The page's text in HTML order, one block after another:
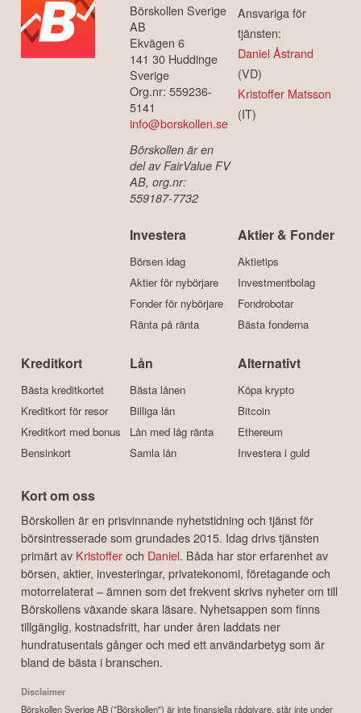
Börskollen Sverige
AB
Ekvägen 6
141 30 Huddinge
Sverige
Org.nr: 559236-
5141
info@borskollen.se
Börskollen är en
del av FairValue FV
AB, org.nr:
559187-7732
Ansvariga för
tjänsten:
Daniel Åstrand
(VD)
Kristoffer Matsson
(IT)
Investera
Börsen idag
Aktier för nybörjare
Fonder för nybörjare
Ränta på ränta
Aktier & Fonder
Aktietips
Investmentbolag
Fondrobotar
Bästa fonderna
Kreditkort
Bästa kreditkortet
Kreditkort för resor
Kreditkort med bonus
Bensinkort
Lån
Bästa lånen
Billiga lån
Lån med låg ränta
Samla lån
Alternativt
Köpa krypto
Bitcoin
Ethereum
Investera i guld
Kort om oss
Börskollen är en prisvinnande nyhetstidning och tjänst för
börsintresserade som grundades 2015. Idag drivs tjänsten
primärt av Kristofferoch Daniel. Båda har stor erfarenhet av
börsen, aktier, investeringar, privatekonomi, företagande och
motorrelaterat – ämnen som det frekvent skrivs nyheter om till
Börskollens växande skara läsare. Nyhetsappen som finns
tillgänglig, kostnadsfritt, har under åren laddats ner
hundratusentals gånger och med ett användarbetyg som är
bland de bästa i branschen.
Disclaimer
Börskollen Sverige AB ("Börskollen") är inte finansiella rådgivare, står inte under